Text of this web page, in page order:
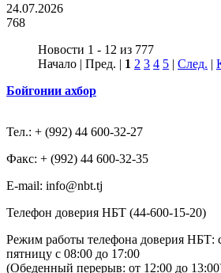
24.07.2026
768
Новости 1 - 12 из 777
Начало | Пред. | 1 2 3 4 5 | След. |
Бойгонии ахбор
Тел.: + (992) 44 600-32-27
Факс: + (992) 44 600-32-35
Е-mail: info@nbt.tj
Телефон доверия НБТ (44-600-15-20)
Режим работы телефона доверия НБТ:
пятницу с 08:00 до 17:00
(Обеденный перерыв: от 12:00 до